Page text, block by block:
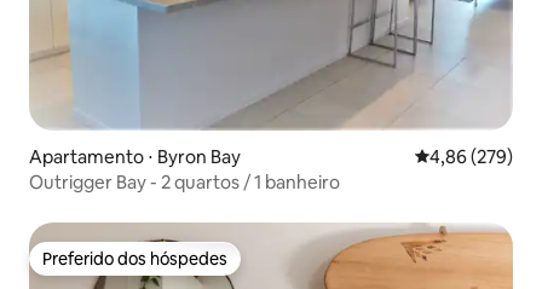
Apartamento ⋅ Byron Bay 4,86 de uma
4,86 (279)
Outrigger Bay - 2 quartos / 1 banheiro
Preferido dos hóspedes
Preferido dos hóspedes